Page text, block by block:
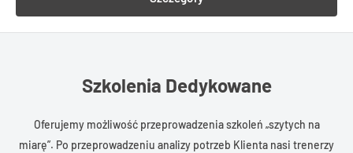
Szkolenia Dedykowane
Oferujemy możliwość przeprowadzenia szkoleń „szytych na
miarę”. Po przeprowadzeniu analizy potrzeb Klienta nasi trenerzy